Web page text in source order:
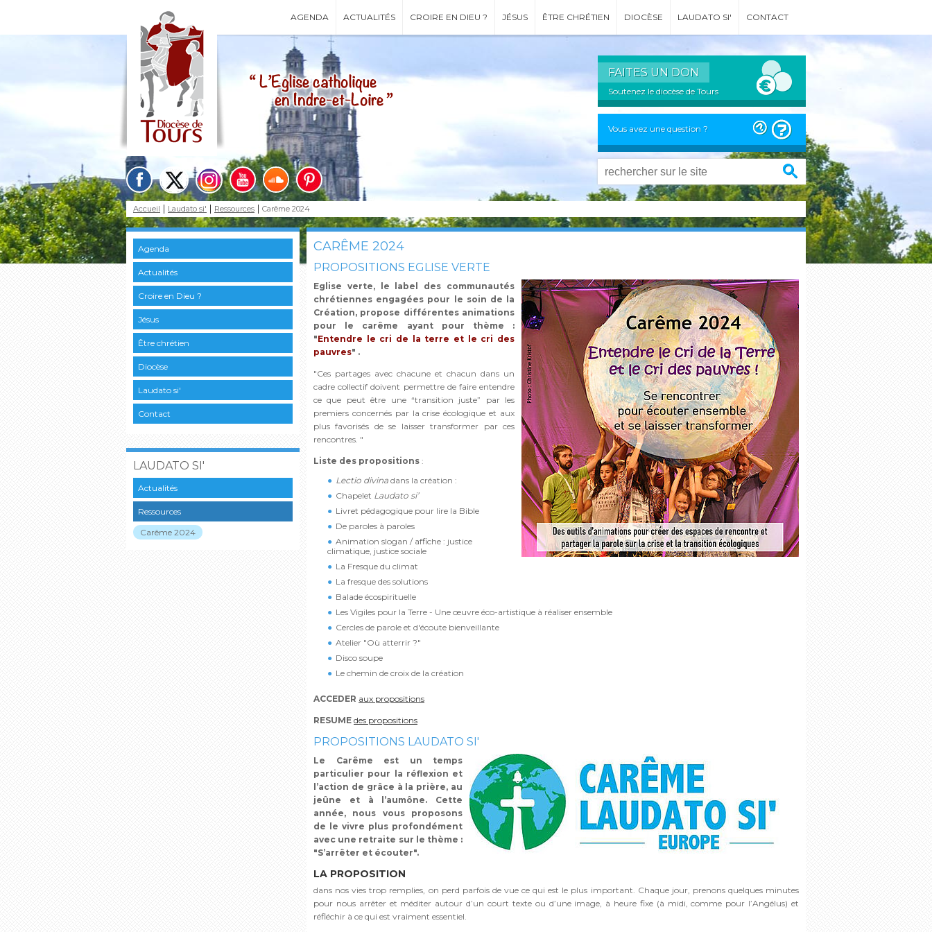
AGENDA ACTUALITÉS CROIRE EN DIEU ? JÉSUS ÊTRE CHRÉTIEN DIOCÈSE LAUDATO SI' CONTACT
FAITES UN DON
Soutenez le diocèse de Tours
Vous avez une question ?
Accueil Laudato si' Ressources Carême 2024
Agenda
Actualités
Croire en Dieu ?
Jésus
Être chrétien
Diocèse
Laudato si'
Contact
LAUDATO SI'
Actualités
Ressources
Carême 2024
CARÊME 2024
PROPOSITIONS EGLISE VERTE
Eglise verte, le label des communautés
chrétiennes engagées pour le soin de la
Création, propose différentes animations
pour le carême ayant pour thème :
"Entendre le cri de la terre et le cri des
pauvres" .
"Ces partages avec chacune et chacun dans un
cadre collectif doivent permettre de faire entendre
ce que peut être une “transition juste” par les
premiers concernés par la crise écologique et aux
plus favorisés de se laisser transformer par ces
rencontres. "
Liste des propositions :
Lectio divina dans la création :
Chapelet Laudato si’
Livret pédagogique pour lire la Bible
De paroles à paroles
Animation slogan / affiche : justice
climatique, justice sociale
La Fresque du climat
La fresque des solutions
Balade écospirituelle
Les Vigiles pour la Terre - Une œuvre éco-artistique à réaliser ensemble
Cercles de parole et d'écoute bienveillante
Atelier "Où atterrir ?"
Disco soupe
Le chemin de croix de la création
ACCEDER aux propositions
RESUME des propositions
PROPOSITIONS LAUDATO SI'
Le Carême est un temps
particulier pour la réflexion et
l’action de grâce à la prière, au
jeûne et à l’aumône. Cette
année, nous vous proposons
de le vivre plus profondément
avec une retraite sur le thème :
"S’arrêter et écouter".
LA PROPOSITION
dans nos vies trop remplies, on perd parfois de vue ce qui est le plus important. Chaque jour, prenons quelques minutes
pour nous arrêter et méditer autour d’un court texte ou d’une image, à heure fixe (à midi, comme pour l’Angélus) et
réfléchir à ce qui est vraiment essentiel.